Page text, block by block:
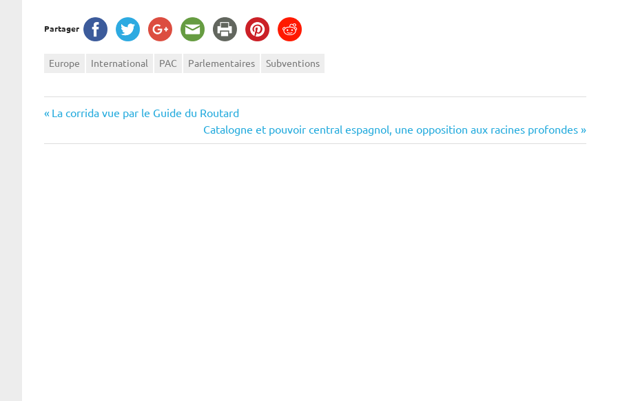
Partager
Europe International PAC Parlementaires Subventions
Navigation
de
Previous
La corrida vue par le Guide du Routard
Next
Post:
Catalogne et pouvoir central espagnol, une opposition aux racines profondes